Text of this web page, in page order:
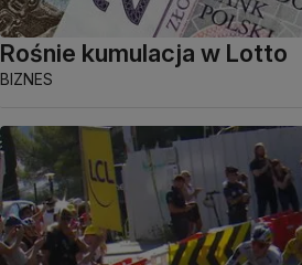
Rośnie kumulacja w Lotto
BIZNES